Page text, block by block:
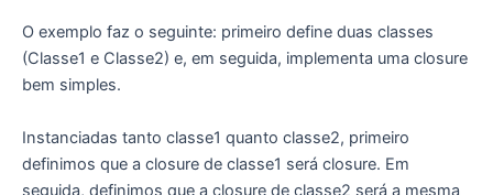
O exemplo faz o seguinte: primeiro define duas classes
(Classe1 e Classe2) e, em seguida, implementa uma closure
bem simples.
Instanciadas tanto classe1 quanto classe2, primeiro
definimos que a closure de classe1 será closure. Em
seguida, definimos que a closure de classe2 será a mesma